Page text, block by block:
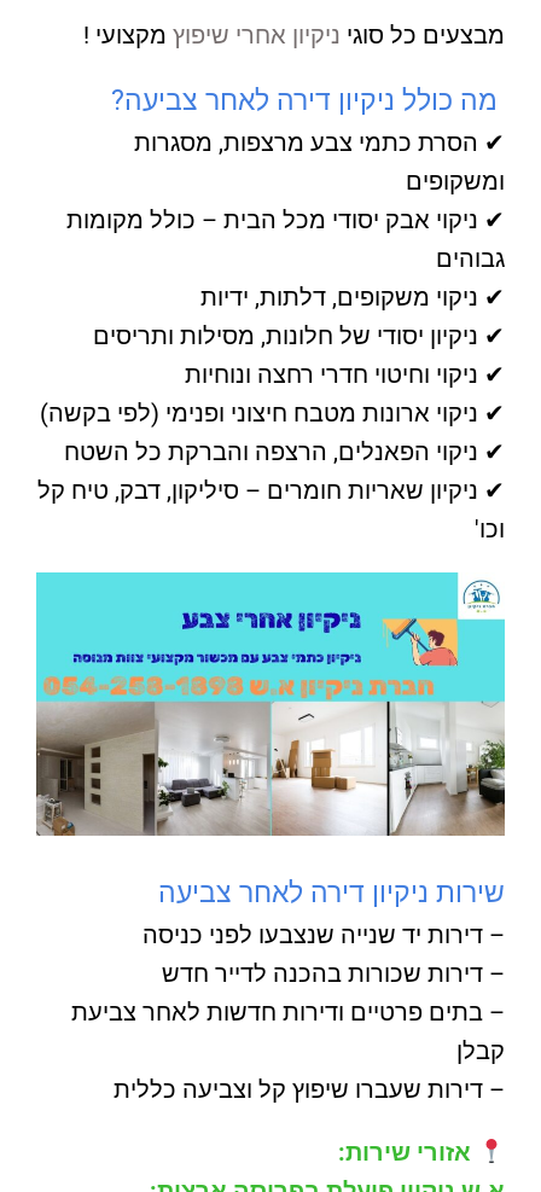
מבצעים כל סוגי ניקיון אחרי שיפוץ מקצועי !
מה כולל ניקיון דירה לאחר צביעה?
✔ הסרת כתמי צבע מרצפות, מסגרות
ומשקופים
✔ ניקוי אבק יסודי מכל הבית – כולל מקומות
גבוהים
✔ ניקוי משקופים, דלתות, ידיות
✔ ניקיון יסודי של חלונות, מסילות ותריסים
✔ ניקוי וחיטוי חדרי רחצה ונוחיות
✔ ניקוי ארונות מטבח חיצוני ופנימי (לפי בקשה)
✔ ניקוי הפאנלים, הרצפה והברקת כל השטח
✔ ניקיון שאריות חומרים – סיליקון, דבק, טיח קל
וכו'
שירות ניקיון דירה לאחר צביעה
– דירות יד שנייה שנצבעו לפני כניסה
– דירות שכורות בהכנה לדייר חדש
– בתים פרטיים ודירות חדשות לאחר צביעת
קבלן
– דירות שעברו שיפוץ קל וצביעה כללית
אזורי שירות: